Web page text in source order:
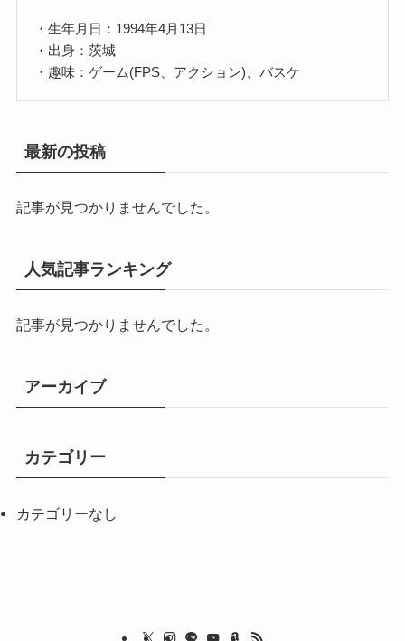
・生年月日：1994年4月13日
・出身：茨城
・趣味：ゲーム(FPS、アクション)、バスケ
最新の投稿
記事が見つかりませんでした。
人気記事ランキング
記事が見つかりませんでした。
アーカイブ
カテゴリー
カテゴリーなし